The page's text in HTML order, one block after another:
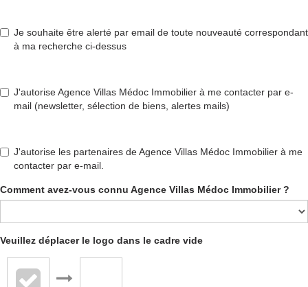
Je souhaite être alerté par email de toute nouveauté correspondant
à ma recherche ci-dessus
J'autorise Agence Villas Médoc Immobilier à me contacter par e-
mail (newsletter, sélection de biens, alertes mails)
J'autorise les partenaires de Agence Villas Médoc Immobilier à me
contacter par e-mail.
Comment avez-vous connu Agence Villas Médoc Immobilier ?
Veuillez déplacer le logo dans le cadre vide